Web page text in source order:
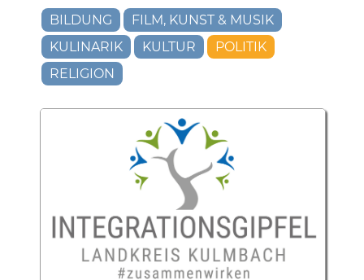
BILDUNG
FILM, KUNST & MUSIK
KULINARIK
KULTUR
POLITIK
RELIGION